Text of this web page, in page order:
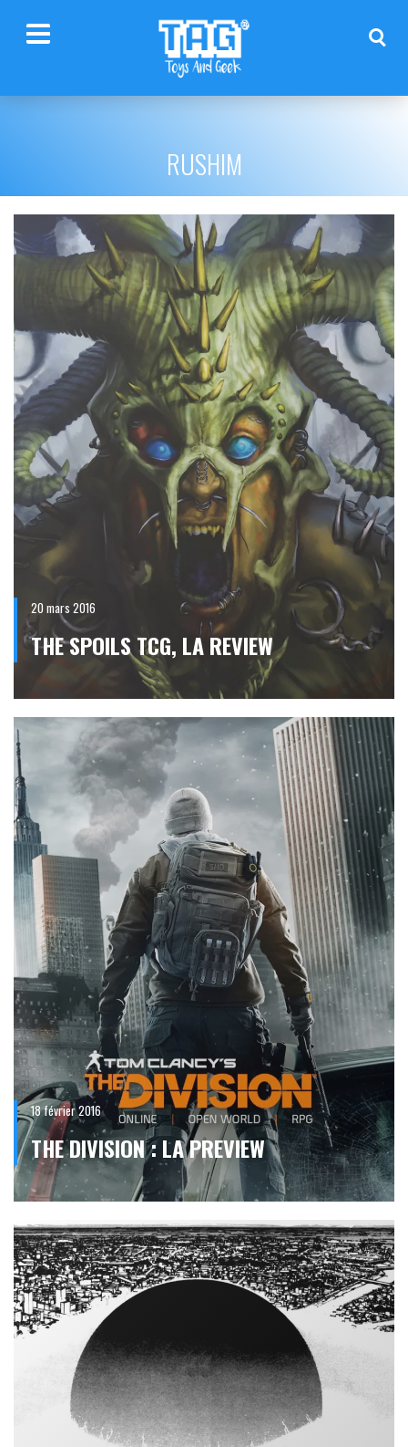
RUSHIM
20 mars 2016
THE SPOILS TCG, LA REVIEW
18 février 2016
THE DIVISION : LA PREVIEW